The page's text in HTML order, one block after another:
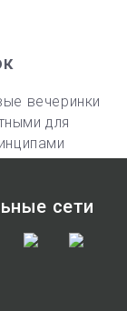
вечеринки
для
сети